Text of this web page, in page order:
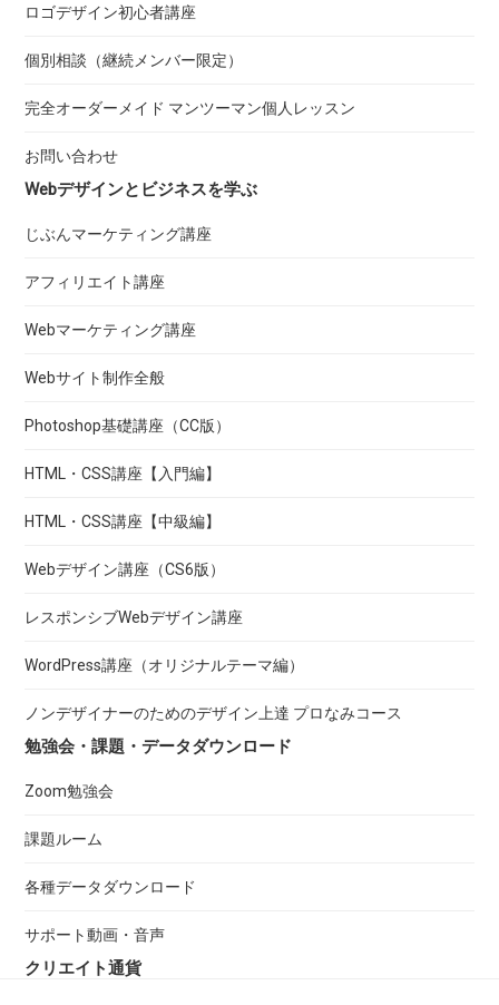
ロゴデザイン初心者講座
個別相談（継続メンバー限定）
完全オーダーメイド マンツーマン個人レッスン
お問い合わせ
Webデザインとビジネスを学ぶ
じぶんマーケティング講座
アフィリエイト講座
Webマーケティング講座
Webサイト制作全般
Photoshop基礎講座（CC版）
HTML・CSS講座【入門編】
HTML・CSS講座【中級編】
Webデザイン講座（CS6版）
レスポンシブWebデザイン講座
WordPress講座（オリジナルテーマ編）
ノンデザイナーのためのデザイン上達 プロなみコース
勉強会・課題・データダウンロード
Zoom勉強会
課題ルーム
各種データダウンロード
サポート動画・音声
クリエイト通貨